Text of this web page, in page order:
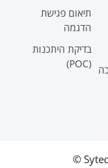
תיאום פגישת
הדגמה
בדיקת היתכנות
(POC)
©